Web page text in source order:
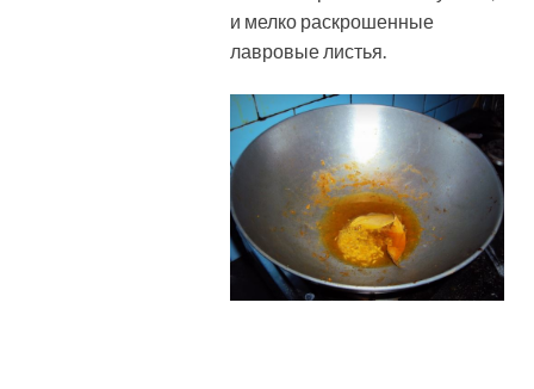
и мелко раскрошенные
лавровые листья.